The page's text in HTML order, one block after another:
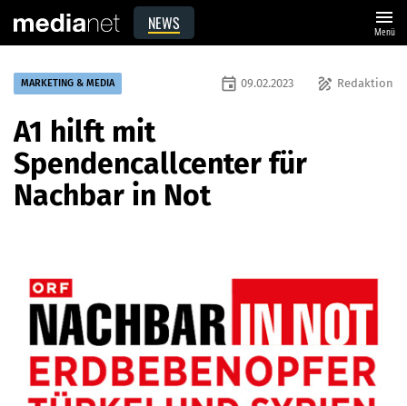
NEWS menu
Menü
MARKETING & MEDIA draw Redaktion
event 09.02.2023
A1 hilft mit
Spendencallcenter für
Nachbar in Not